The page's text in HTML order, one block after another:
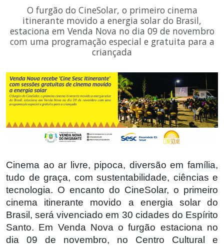
O furgão do CineSolar, o primeiro cinema
itinerante movido a energia solar do Brasil,
estaciona em Venda Nova no dia 09 de novembro
com uma programação especial e gratuita para a
criançada
Cinema ao ar livre, pipoca, diversão em família,
tudo de graça, com sustentabilidade, ciências e
tecnologia. O encanto do CineSolar, o primeiro
cinema itinerante movido a energia solar do
Brasil, será vivenciado em 30 cidades do Espírito
Santo. Em Venda Nova o furgão estaciona no
dia 09 de novembro, no Centro Cultural e